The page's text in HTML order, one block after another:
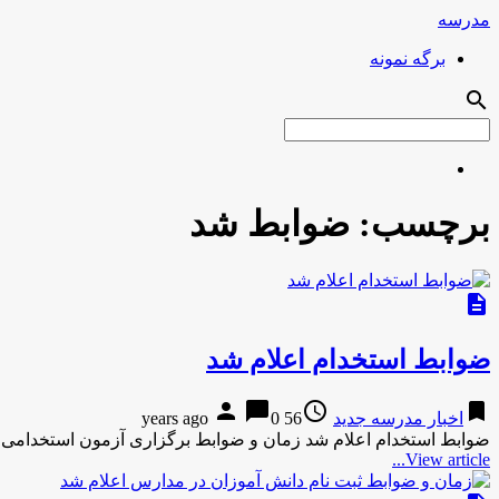
مدرسه
برگه نمونه
search
برچسب: ضوابط شد
description
ضوابط استخدام اعلام شد
bookmark اخبار مدرسه جدید access_time
56 years ago
person chat_bubble0
ضوابط استخدام اعلام شد زمان و ضوابط برگزاری آزمون استخدامی در آموزش و
View article...